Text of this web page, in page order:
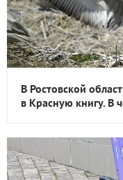
В Ростовской
в Красную книгу. В